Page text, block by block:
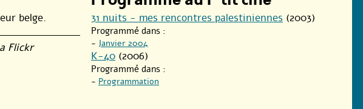
belge.
Flickr
31 nuits - mes rencontres palestiniennes (2003)
Programmé dans :
- Janvier 2004
K-40 (2006)
Programmé dans :
- Programmation